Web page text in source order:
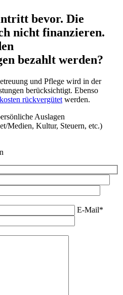
bevor. Die
nicht finanzieren.
bezahlt werden?
und Pflege wird in der
berücksichtigt. Ebenso
rückvergütet werden.
Auslagen
Medien, Kultur, Steuern, etc.)
E-Mail*